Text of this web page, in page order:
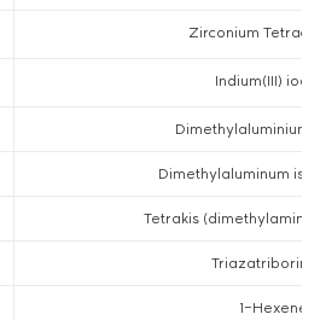
Zirconium
Indium(III)
Dimethylaluminium
Dimethylaluminum
Tetrakis (dimethylamino)
1-Hexene